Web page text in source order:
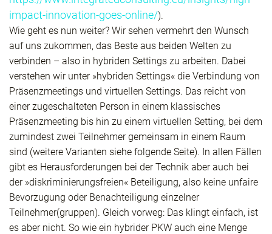
impact-innovation-goes-online/).
Wie geht es nun weiter? Wir sehen vermehrt den Wunsch
auf uns zukommen, das Beste aus beiden Welten zu
verbinden – also in hybriden Settings zu arbeiten. Dabei
verstehen wir unter »hybriden Settings« die Verbindung von
Präsenzmeetings und virtuellen Settings. Das reicht von
einer zugeschalteten Person in einem klassisches
Präsenzmeeting bis hin zu einem virtuellen Setting, bei dem
zumindest zwei Teilnehmer gemeinsam in einem Raum
sind (weitere Varianten siehe folgende Seite). In allen Fällen
gibt es Herausforderungen bei der Technik aber auch bei
der »diskriminierungsfreien« Beteiligung, also keine unfaire
Bevorzugung oder Benachteiligung einzelner
Teilnehmer(gruppen). Gleich vorweg: Das klingt einfach, ist
es aber nicht. So wie ein hybrider PKW auch eine Menge